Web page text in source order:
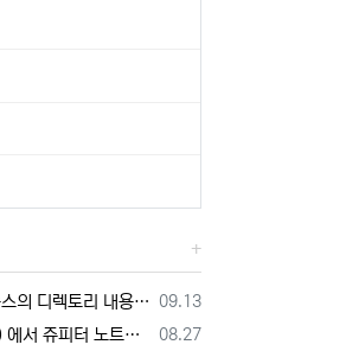
등록일
09.13
2. 우분투 리눅스의 디렉토리 내용 확인하기 - ls
등록일
08.27
Windows 10 에서 쥬피터 노트북 실행하여 머신러닝 Python 코딩하기